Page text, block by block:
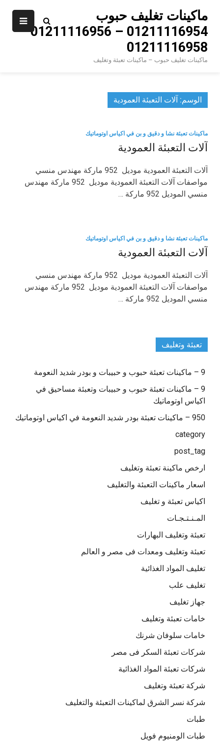
content
ماكينات تغليف حبوب
01211116954 – 01211116956 –
01211116958
ماكينات تغليف حبوب – ماكينات تعبئة وتغليف
الوسم: آلات التعبئة العمودية
ماكينات تعبئة نشا و دقيق و بن في اكياس اوتوماتيك
آلات التعبئة العمودية
آلات التعبئة العمودية موديل 952 ماركة مهندس منسي
مواصفات آلات التعبئة العمودية موديل 952 ماركة مهندس
منسي الموديل 952 ماركة …
ماكينات تعبئة نشا و دقيق و بن في اكياس اوتوماتيك
آلات التعبئة العمودية
آلات التعبئة العمودية موديل 952 ماركة مهندس منسي
مواصفات آلات التعبئة العمودية موديل 952 ماركة مهندس
منسي الموديل 952 ماركة …
تعبئة وتغليف
9 – ماكينات تعبئة حبوب و حبيبات و بودر شديد النعومة
9 – ماكينات تعبئة حبوب و حبيبات وتعبئة مساحيق في
اكياس اوتوماتيك
950 – ماكينات تعبئة بودر شديد النعومة في اكياس اوتوماتيك
category
post_tag
ارخص ماكينة تعبئة وتغليف
اسعار ماكينات التعبئة والتغليف
اكياس تعبئة و تغليف
المـنـتـجـات
تعبئة وتغليف البهارات
تعبئة وتغليف ومعدات فى مصر و العالم
تغليف المواد الغذائية
تغليف علب
جهاز تغليف
خامات تعبئة وتغليف
خامات سلوفان شرنك
شركات تعبئة السكر فى مصر
شركات تعبئة المواد الغذائية
شركة تعبئة وتغليف
شركة نسر الشرق لماكينات التعبئة والتغليف
طبات
طبات الومنيوم فويل